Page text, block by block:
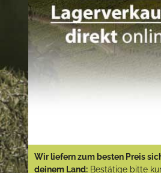
Wir liefern zum besten Preis
deinem Land: Bestätige bitte